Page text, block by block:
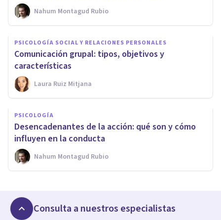
Nahum Montagud Rubio
PSICOLOGÍA SOCIAL Y RELACIONES PERSONALES
Comunicación grupal: tipos, objetivos y
características
Laura Ruiz Mitjana
PSICOLOGÍA
Desencadenantes de la acción: qué son y cómo
influyen en la conducta
Nahum Montagud Rubio
Consulta a nuestros especialistas